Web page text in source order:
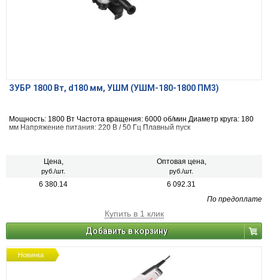
ЗУБР 1800 Вт, d180 мм, УШМ (УШМ-180-1800 ПМ3)
Мощность: 1800 Вт Частота вращения: 6000 об/мин Диаметр круга: 180
мм Напряжение питания: 220 В / 50 Гц Плавный пуск
Цена,
руб./шт.
Оптовая цена,
руб./шт.
6 380.14
6 092.31
По предоплате
Купить в 1 клик
Добавить в корзину
Новинка